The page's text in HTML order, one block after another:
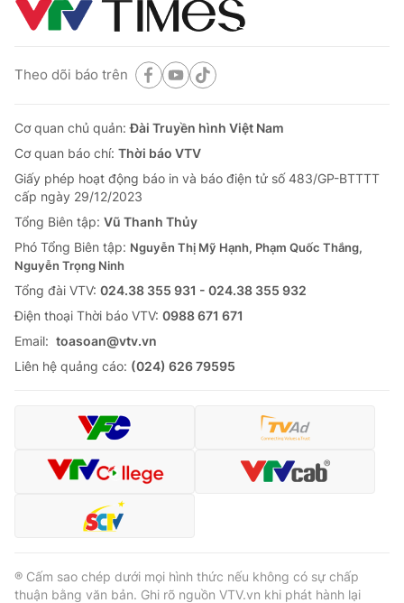
Theo dõi báo trên
Cơ quan chủ quản:Đài Truyền hình Việt Nam
Cơ quan báo chí: Thời báo VTV
Giấy phép hoạt động báo in và báo điện tử số 483/GP-BTTTT
cấp ngày 29/12/2023
Tổng Biên tập: Vũ Thanh Thủy
Phó Tổng Biên tập: Nguyễn Thị Mỹ Hạnh, Phạm Quốc Thắng,
Nguyễn Trọng Ninh
Tổng đài VTV: 024.38 355 931 - 024.38 355 932
Ðiện thoại Thời báo VTV: 0988 671 671
Email: toasoan@vtv.vn
Liên hệ quảng cáo: (024) 626 79595
® Cấm sao chép dưới mọi hình thức nếu không có sự chấp
thuận bằng văn bản. Ghi rõ nguồn VTV.vn khi phát hành lại